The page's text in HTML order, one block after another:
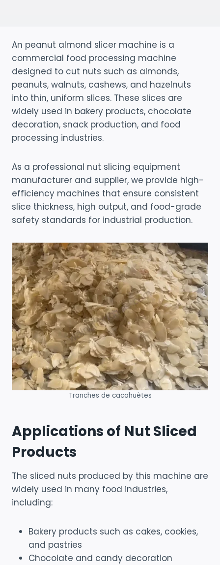
An peanut almond slicer machine is a
commercial food processing machine
designed to cut nuts such as almonds,
peanuts, walnuts, cashews, and hazelnuts
into thin, uniform slices. These slices are
widely used in bakery products, chocolate
decoration, snack production, and food
processing industries.
As a professional nut slicing equipment
manufacturer and supplier, we provide high-
efficiency machines that ensure consistent
slice thickness, high output, and food-grade
safety standards for industrial production.
Tranches de cacahuètes
Applications of Nut Sliced
Products
The sliced nuts produced by this machine are
widely used in many food industries,
including:
Bakery products such as cakes, cookies,
and pastries
Chocolate and candy decoration